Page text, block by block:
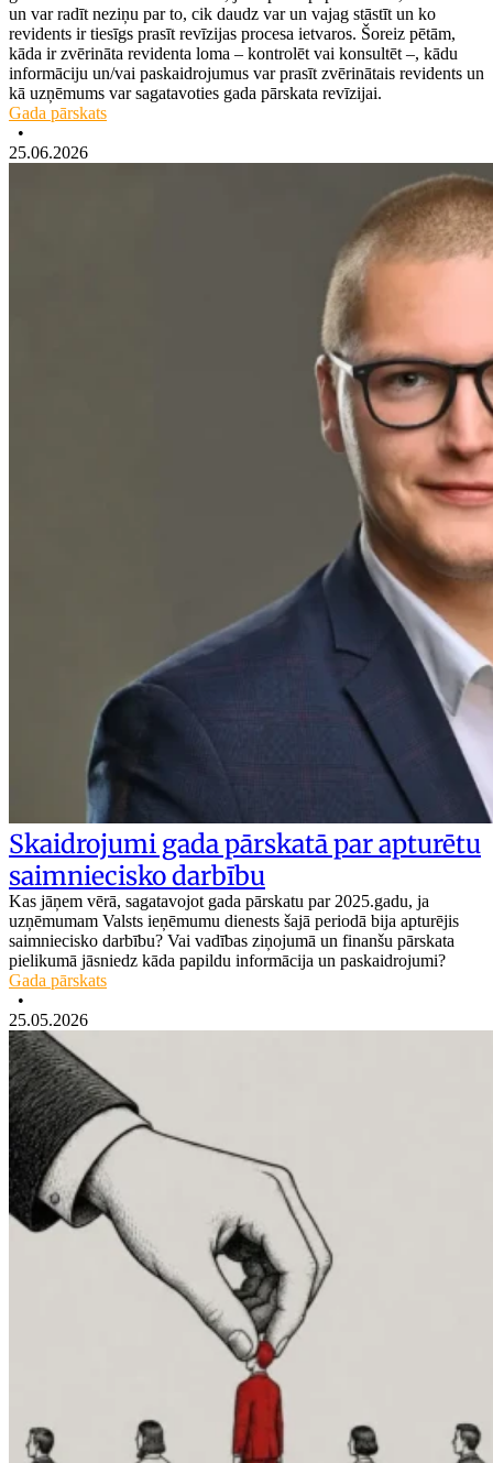
un var radīt neziņu par to, cik daudz var un vajag stāstīt un ko
revidents ir tiesīgs prasīt revīzijas procesa ietvaros. Šoreiz pētām,
kāda ir zvērināta revidenta loma – kontrolēt vai konsultēt –, kādu
informāciju un/vai paskaidrojumus var prasīt zvērinātais revidents un
kā uzņēmums var sagatavoties gada pārskata revīzijai.
Gada pārskats
•
25.06.2026
Skaidrojumi gada pārskatā par apturētu
saimniecisko darbību
Kas jāņem vērā, sagatavojot gada pārskatu par 2025.gadu, ja
uzņēmumam Valsts ieņēmumu dienests šajā periodā bija apturējis
saimniecisko darbību? Vai vadības ziņojumā un finanšu pārskata
pielikumā jāsniedz kāda papildu informācija un paskaidrojumi?
Gada pārskats
•
25.05.2026